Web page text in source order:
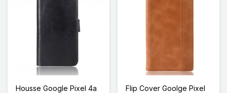
Housse Google Pixel 4a
Flip Cover Goolge Pixel